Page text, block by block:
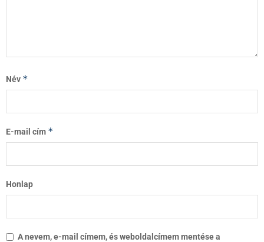
Név *
E-mail cím *
Honlap
A nevem, e-mail címem, és weboldalcímem mentése a